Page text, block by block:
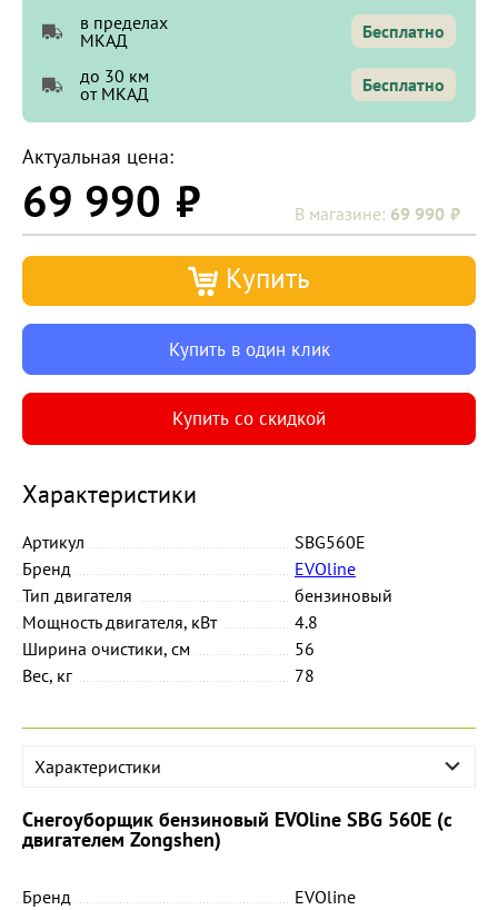
Актуальная цена:
69 990 69 990
Купить
Купить в один клик
Купить со скидкой
Характеристики
Артикул
SBG560E
Бренд
EVOline
Тип двигателя
бензиновый
Мощность двигателя, кВт
4.8
Ширина очистики, см
56
Вес, кг
78
в пределах
МКАД
Бесплатно
до 30 км
от МКАД
Бесплатно
Характеристики
Снегоуборщик бензиновый EVOline SBG 560E (с
двигателем Zongshen)
Бренд
EVOline